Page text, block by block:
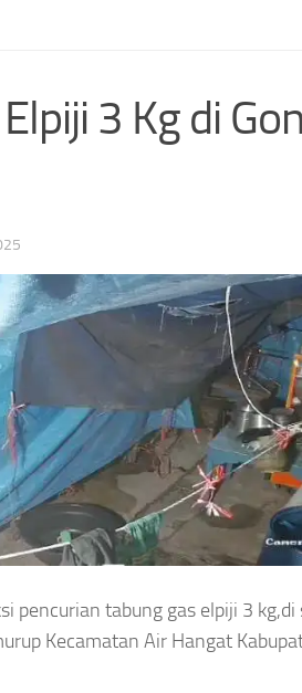
3 Kg di
pencurian tabung gas elpiji 3
Kecamatan Air Hangat
Bupati
HUT RI
Kejari Sungai Penuh
Kerukunan, Libatkan
hingga Aparat
Antar OPD Bupati Cup III
Headline